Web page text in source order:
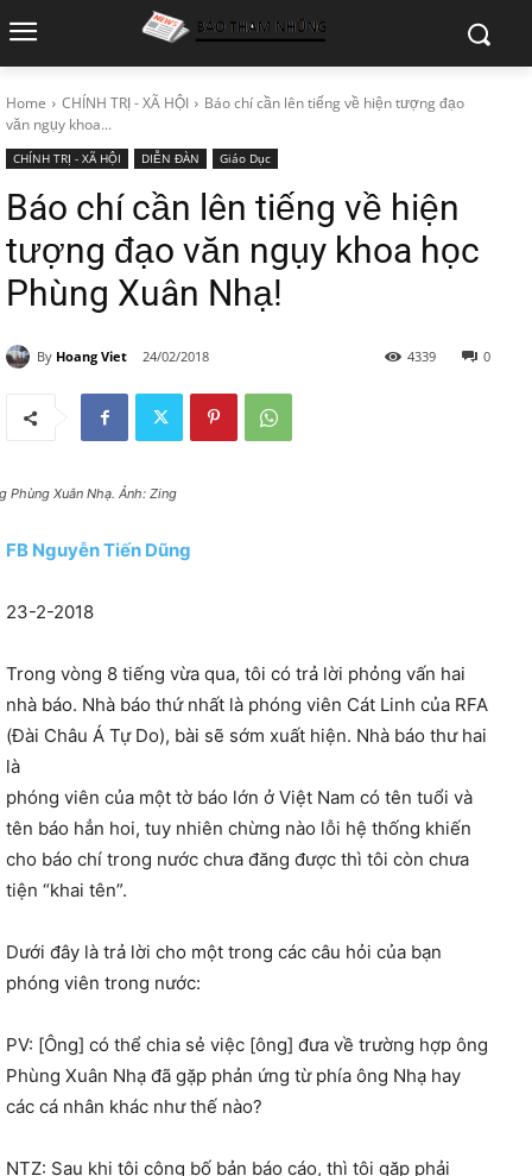
Home CHÍNH TRỊ - XÃ HỘI
Báo chí cần lên tiếng về hiện tượng đạo
văn ngụy khoa...
CHÍNH TRỊ - XÃ HỘI DIỄN ĐÀN Giáo Dục
Báo chí cần lên tiếng về hiện
tượng đạo văn ngụy khoa học
Phùng Xuân Nhạ!
By Hoang Viet 24/02/2018 0
4339
Phùng Xuân Nhạ. Ảnh: Zing
FB Nguyễn Tiến Dũng
23-2-2018
Trong vòng 8 tiếng vừa qua, tôi có trả lời phỏng vấn hai
nhà báo. Nhà báo thứ nhất là phóng viên Cát Linh của RFA
(Đài Châu Á Tự Do), bài sẽ sớm xuất hiện. Nhà báo thư hai
là
phóng viên của một tờ báo lớn ở Việt Nam có tên tuổi và
tên báo hẳn hoi, tuy nhiên chừng nào lỗi hệ thống khiến
cho báo chí trong nước chưa đăng được thì tôi còn chưa
tiện “khai tên”.
Dưới đây là trả lời cho một trong các câu hỏi của bạn
phóng viên trong nước:
PV: [Ông] có thể chia sẻ việc [ông] đưa về trường hợp ông
Phùng Xuân Nhạ đã gặp phản ứng từ phía ông Nhạ hay
các cá nhân khác như thế nào?
NTZ: Sau khi tôi công bố bản báo cáo, thì tôi gặp phải